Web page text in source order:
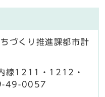
づくり推進課都市計
線1211・1212・
49-0057